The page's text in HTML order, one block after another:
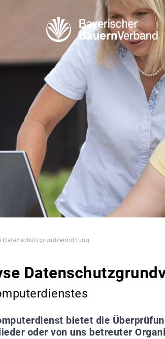
Datenschutzgrundverordnung
bietet die
oder von uns betreuter